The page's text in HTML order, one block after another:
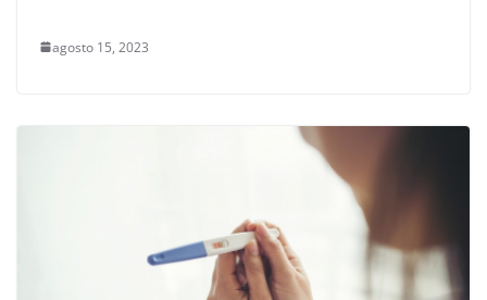
agosto 15, 2023